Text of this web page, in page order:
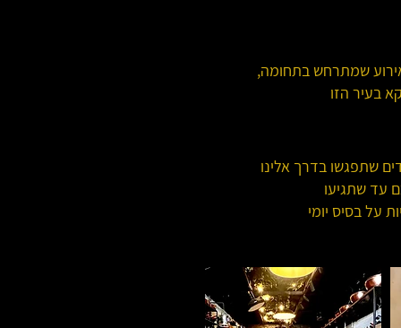
שמתרחש בתחומה,
בעיר הזו
שתפגשו בדרך אלינו
עד שתגיעו
על בסיס יומי